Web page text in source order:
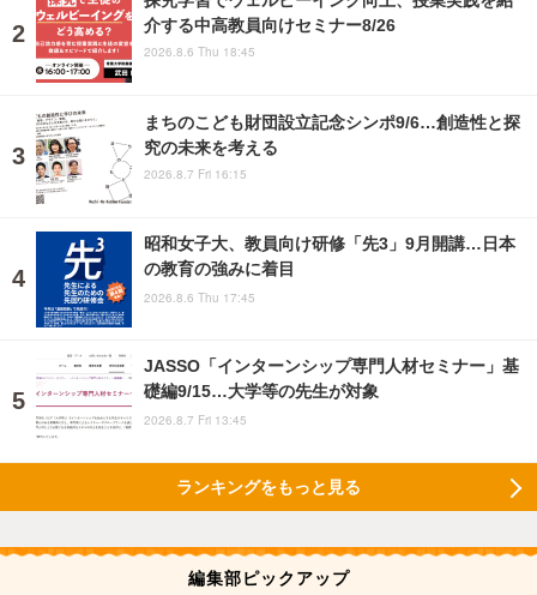
介する中高教員向けセミナー8/26
2026.8.6 Thu 18:45
まちのこども財団設立記念シンポ9/6…創造性と探
究の未来を考える
2026.8.7 Fri 16:15
昭和女子大、教員向け研修「先3」9月開講…日本
の教育の強みに着目
2026.8.6 Thu 17:45
JASSO「インターンシップ専門人材セミナー」基
礎編9/15…大学等の先生が対象
2026.8.7 Fri 13:45
ランキングをもっと見る
編集部ピックアップ